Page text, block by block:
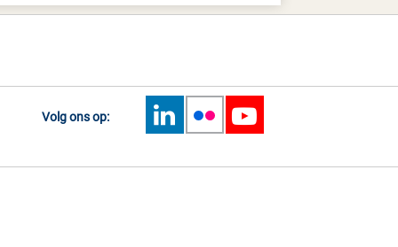
Volg ons op: